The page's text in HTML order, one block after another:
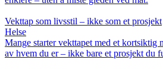
Vekttap som livsstil – ikke som et prosjekt
Helse
Mange starter vekttapet med et kortsiktig
av hvem du er – ikke bare et prosjekt du